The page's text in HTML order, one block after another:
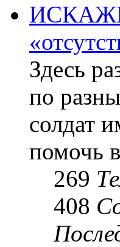
Здесь
по
солдат
помочь
269
408